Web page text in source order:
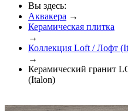
Вы здесь:
Аквакера →
Керамическая плитка
→
Коллекция Loft / Лофт
→
Керамический гранит
(Italon)